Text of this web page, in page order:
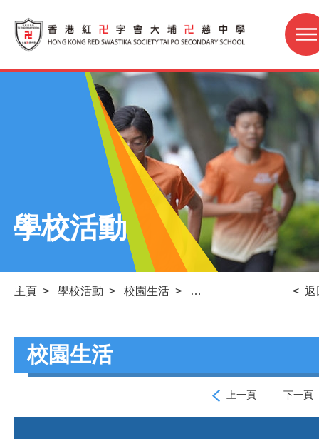
學校活動
主頁 > 學校活動 > 校園生活 > 參觀Khalsa Diwan 錫克
< 返
校園生活
上一頁 下一頁